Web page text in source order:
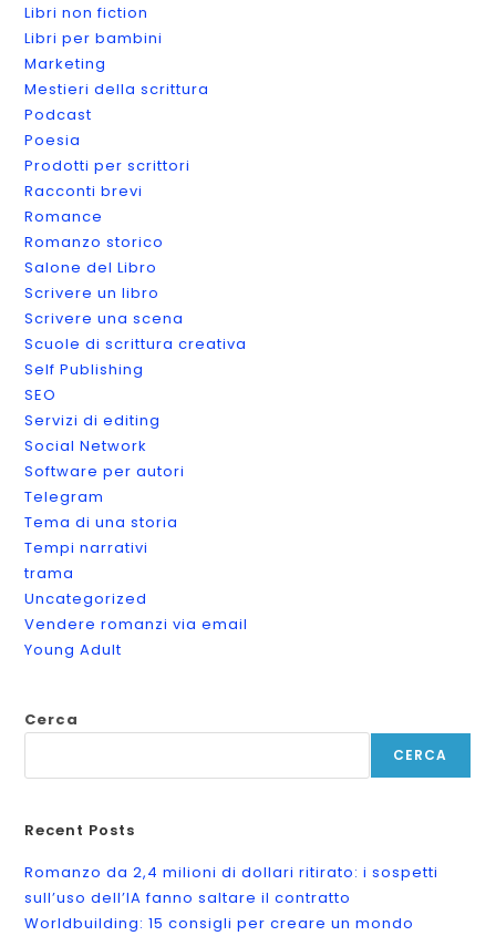
Libri non fiction
Libri per bambini
Marketing
Mestieri della scrittura
Podcast
Poesia
Prodotti per scrittori
Racconti brevi
Romance
Romanzo storico
Salone del Libro
Scrivere un libro
Scrivere una scena
Scuole di scrittura creativa
Self Publishing
SEO
Servizi di editing
Social Network
Software per autori
Telegram
Tema di una storia
Tempi narrativi
trama
Uncategorized
Vendere romanzi via email
Young Adult
Cerca
CERCA
Recent Posts
Romanzo da 2,4 milioni di dollari ritirato: i sospetti
sull’uso dell’IA fanno saltare il contratto
Worldbuilding: 15 consigli per creare un mondo